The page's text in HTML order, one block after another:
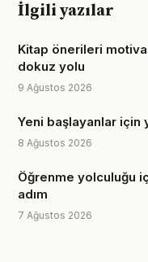
İlgili yazılar
Kitap önerileri
dokuz yolu
9 Ağustos 2026
Yeni başlayanlar
8 Ağustos 2026
Öğrenme yolculuğu
adım
7 Ağustos 2026